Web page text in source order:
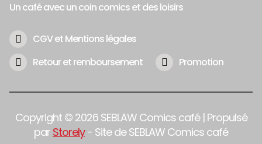
Un café avec un coin comics et des loisirs
CGV et Mentions légales
Retour et remboursement
Promotion
Copyright © 2026 SEBLAW Comics café | Propulsé
par Storely- Site de SEBLAW Comics café